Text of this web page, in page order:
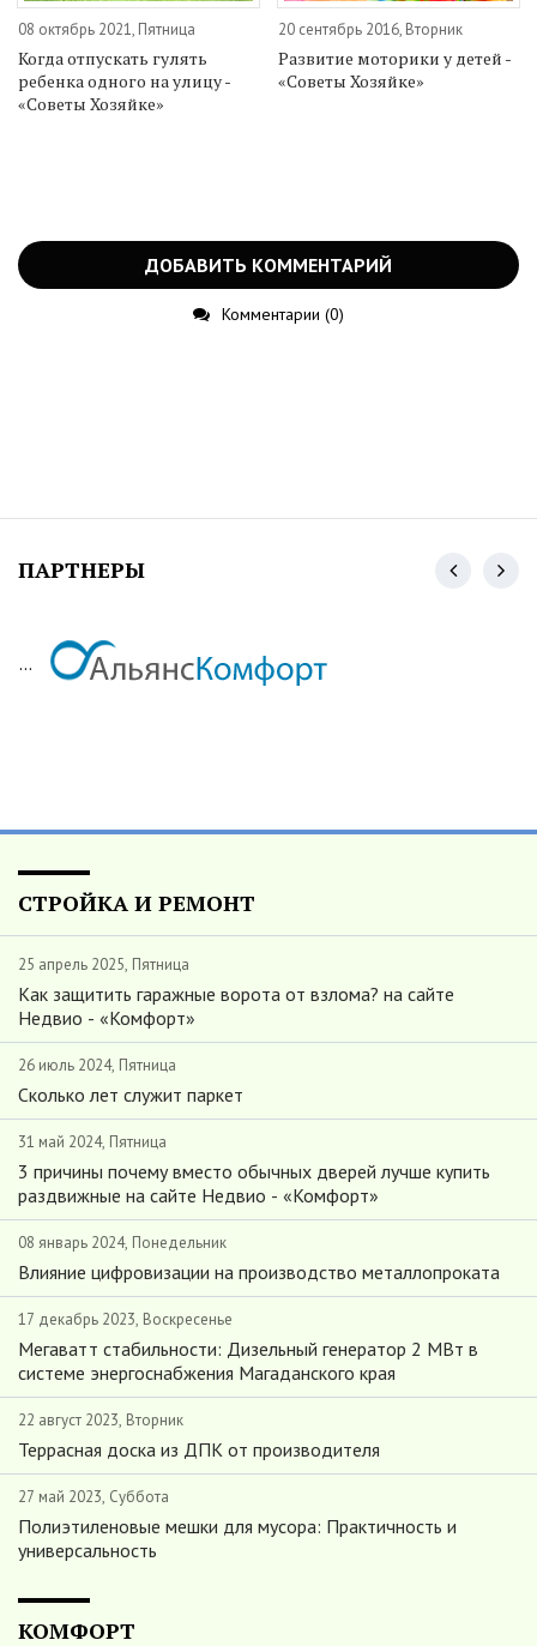
08 октябрь 2021, Пятница
Когда отпускать гулять
ребенка одного на улицу -
«Советы Хозяйке»
20 сентябрь 2016, Вторник
Развитие моторики у детей -
«Советы Хозяйке»
ДОБАВИТЬ КОММЕНТАРИЙ
Комментарии (0)
ПАРТНЕРЫ
...
СТРОЙКА И РЕМОНТ
25 апрель 2025, Пятница
Как защитить гаражные ворота от взлома? на сайте
Недвио - «Комфорт»
26 июль 2024, Пятница
Сколько лет служит паркет
31 май 2024, Пятница
3 причины почему вместо обычных дверей лучше купить
раздвижные на сайте Недвио - «Комфорт»
08 январь 2024, Понедельник
Влияние цифровизации на производство металлопроката
17 декабрь 2023, Воскресенье
Мегаватт стабильности: Дизельный генератор 2 МВт в
системе энергоснабжения Магаданского края
22 август 2023, Вторник
Террасная доска из ДПК от производителя
27 май 2023, Суббота
Полиэтиленовые мешки для мусора: Практичность и
универсальность
КОМФОРТ